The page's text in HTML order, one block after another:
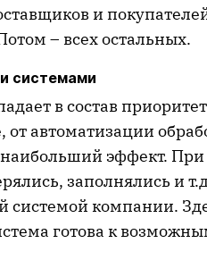
и
– всех остальных.
системами
в состав
автоматизации
эффект.
заполнялись и
системой компании.
готова к